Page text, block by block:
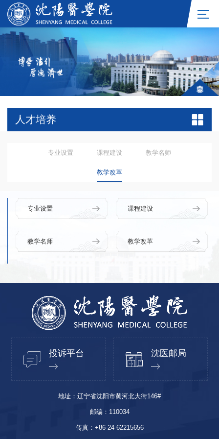
人才培养
专业设置 课程建设 教学名师
教学改革
专业设置 课程建设
教学名师 教学改革
投诉平台 沈医邮局
地址：辽宁省沈阳市黄河北大街146#
邮编：110034
传真：+86-24-62215656